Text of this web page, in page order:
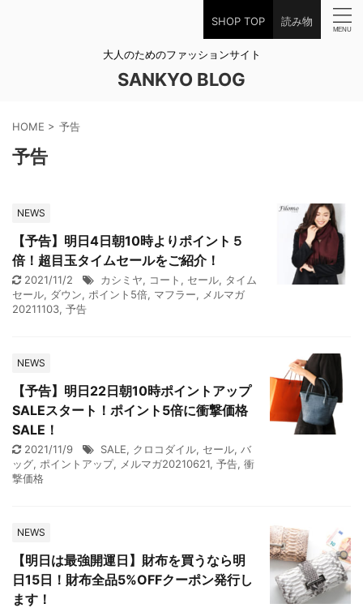
SHOP TOP 読み物
大人のためのファッションサイト
SANKYO BLOG
HOME > 予告
予告
NEWS
【予告】明日4日朝10時よりポイント５
倍！超目玉タイムセールをご紹介！
2021/11/2 カシミヤ, コート , セール, タイム
セール, ダウン, ポイント5倍, マフラー, メルマガ
20211103, 予告
NEWS
【予告】明日22日朝10時ポイントアップ
SALEスタート！ポイント5倍に衝撃価格
SALE！
2021/11/9 SALE, クロコダイル, セール, バ
ッグ, ポイントアップ, メルマガ20210621, 予告, 衝
撃価格
NEWS
【明日は最強開運日】財布を買うなら明
日15日！財布全品5%OFFクーポン発行し
ます！